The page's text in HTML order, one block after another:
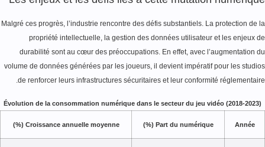
Malgré ces progrès, l’industrie rencontre des défis substantiels. La protection de
propriété intellectuelle, la gestion des données utilisateur et les enjeux
durabilité sont au cœur des préoccupations. En effet, avec l’augmentation
volume de données générées par les joueurs, il devient impératif pour les
de renforcer leurs infrastructures sécuritaires et leur conformité
Évolution de la consommation numérique dans le secteur du jeu vidéo (2018-
Année
Part du numérique (%)
Croissance annuelle moyenne (%)